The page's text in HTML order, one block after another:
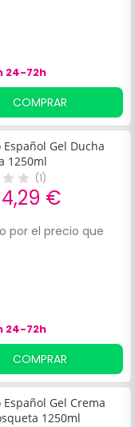
24-72h
COMPRAR
Gel Ducha
1250ml
(1)
4,29 €
por el precio que
24-72h
COMPRAR
Gel Crema
1250ml